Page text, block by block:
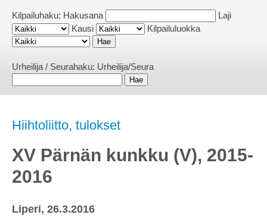
Kilpailuhaku: Hakusana
Laji
Kausi
Kilpailuluokka
Urheilija / Seurahaku: Urheilija/Seura
Hiihtoliitto, tulokset
XV Pärnän kunkku (V), 2015-
2016
Liperi, 26.3.2016